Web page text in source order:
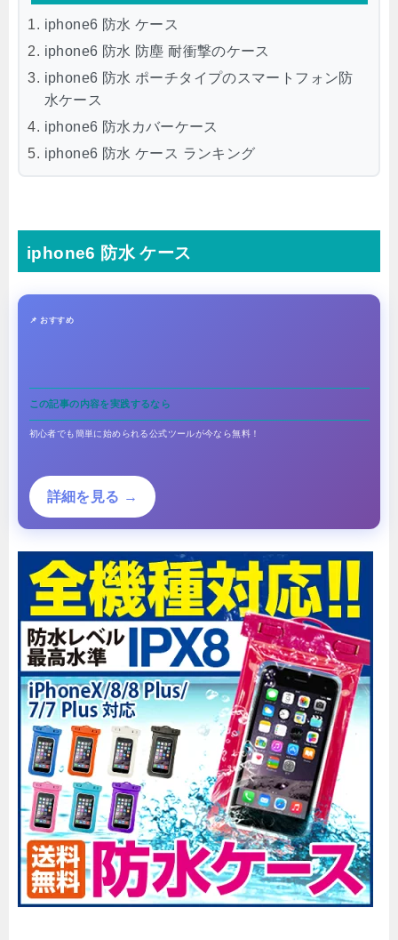
iphone6 防水 ケース
iphone6 防水 防塵 耐衝撃のケース
iphone6 防水 ポーチタイプのスマートフォン防
水ケース
iphone6 防水カバーケース
iphone6 防水 ケース ランキング
iphone6 防水 ケース
📌 おすすめ
この記事の内容を実践するなら
初心者でも簡単に始められる公式ツールが今なら無料！
詳細を見る →